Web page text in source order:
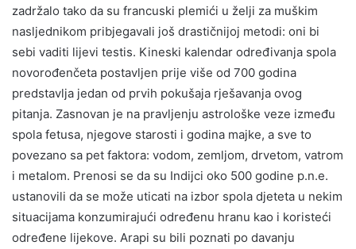
zadržalo tako da su francuski plemići u želji za muškim
nasljednikom pribjegavali još drastičnijoj metodi: oni bi
sebi vaditi lijevi testis. Kineski kalendar određivanja spola
novorođenčeta postavljen prije više od 700 godina
predstavlja jedan od prvih pokušaja rješavanja ovog
pitanja. Zasnovan je na pravljenju astrološke veze između
spola fetusa, njegove starosti i godina majke, a sve to
povezano sa pet faktora: vodom, zemljom, drvetom, vatrom
i metalom. Prenosi se da su Indijci oko 500 godine p.n.e.
ustanovili da se može uticati na izbor spola djeteta u nekim
situacijama konzumirajući određenu hranu kao i koristeći
određene lijekove. Arapi su bili poznati po davanju